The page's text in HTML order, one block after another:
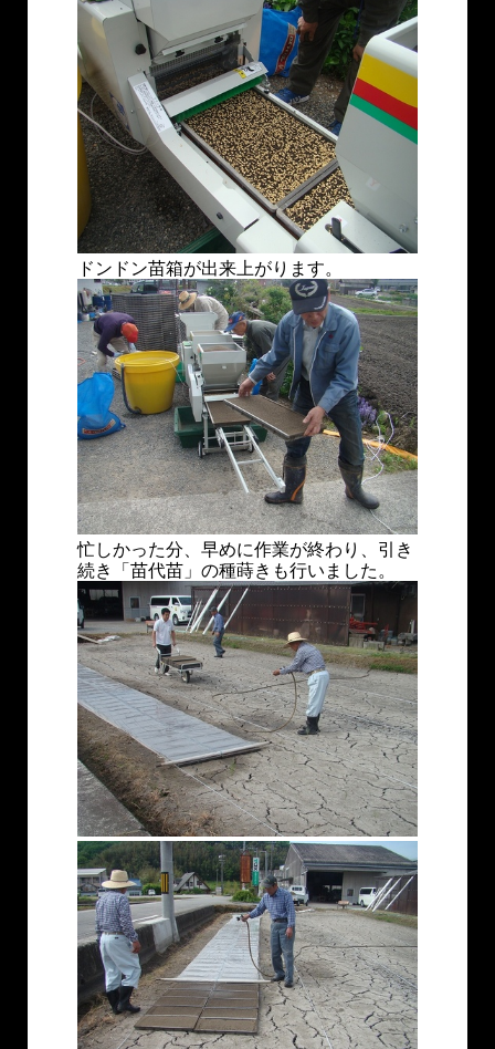
ドンドン苗箱が出来上がります。
忙しかった分、早めに作業が終わり、引き
続き「苗代苗」の種蒔きも行いました。